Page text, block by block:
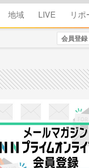
地域 LIVE リポ
会員登録